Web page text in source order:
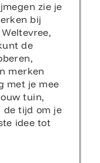
zie je
bij
de
merken
met je mee
tuin,
de tijd om je
idee tot